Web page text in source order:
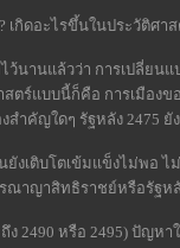
กิดอะไรขึ้นในประวัติศ
นานแล้วว่า การเปลี่ยน
ตร์แบบนี้ก็คือ การเมือง
ำคัญใดๆ รัฐหลัง 2475
ยังเติบโตเข้มแข็งไม่พอ
ณาญาสิทธิราชย์หรือรัฐหลั
ง 2490 หรือ 2495) ปัญ